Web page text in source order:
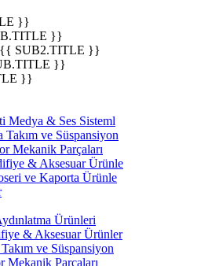
}}
}}
{{ SUB2.TITLE }}
}}
}}
Medya & Ses Sisteml
ve Süspansiyon
Mekanik Parçaları
& Aksesuar Ürünle
ve Kaporta Ürünle
Ürünleri
& Aksesuar Ürünler
ve Süspansiyon
Mekanik Parçaları